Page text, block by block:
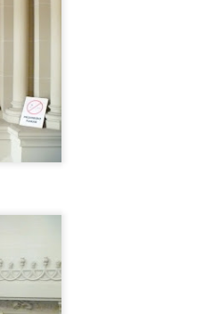
NO, ERA UN MISIL
por las calles de
!!
!! SABÉS
pero vos sabías QUE
TE CUENTO DONDE
!! BUEN